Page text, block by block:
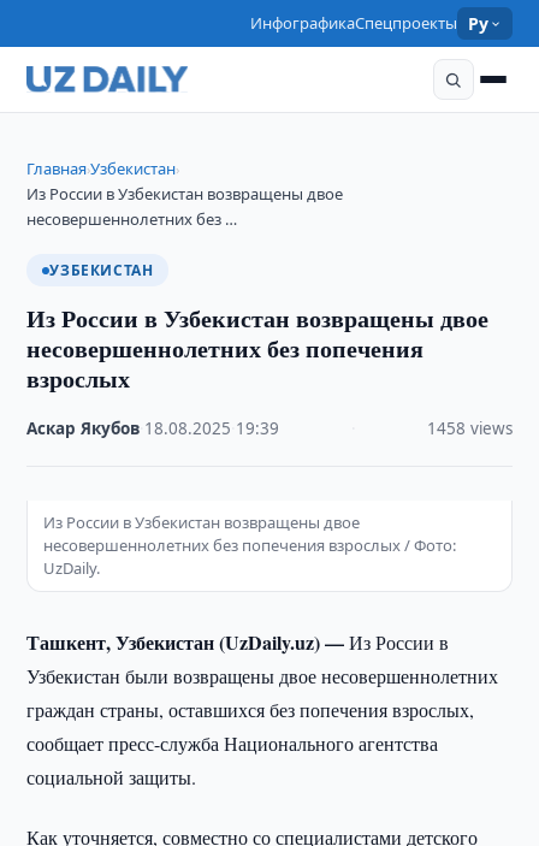
ИнфографикаСпецпроекты Ру
Главная›Узбекистан›
Из России в Узбекистан возвращены двое
несовершеннолетних без …
УЗБЕКИСТАН
Из России в Узбекистан возвращены двое
несовершеннолетних без попечения
взрослых
Аскар Якубов 18.08.2025 19:39 1458 views
Из России в Узбекистан возвращены двое
несовершеннолетних без попечения взрослых / Фото:
UzDaily.
Ташкент, Узбекистан (UzDaily.uz) —Из России в
Узбекистан были возвращены двое несовершеннолетних
граждан страны, оставшихся без попечения взрослых,
сообщает пресс-служба Национального агентства
социальной защиты.
Как уточняется, совместно со специалистами детского